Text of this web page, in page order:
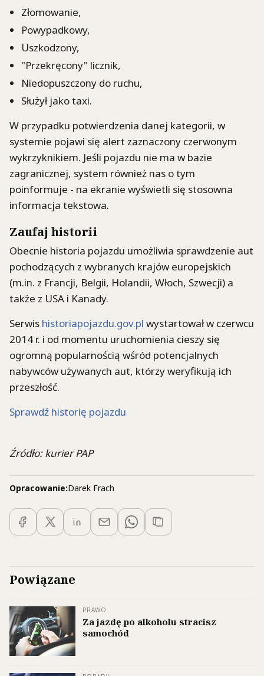
Złomowanie,
Powypadkowy,
Uszkodzony,
"Przekręcony" licznik,
Niedopuszczony do ruchu,
Służył jako taxi.
W przypadku potwierdzenia danej kategorii, w
systemie pojawi się alert zaznaczony czerwonym
wykrzyknikiem. Jeśli pojazdu nie ma w bazie
zagranicznej, system również nas o tym
poinformuje - na ekranie wyświetli się stosowna
informacja tekstowa.
Zaufaj historii
Obecnie historia pojazdu umożliwia sprawdzenie aut
pochodzących z wybranych krajów europejskich
(m.in. z Francji, Belgii, Holandii, Włoch, Szwecji) a
także z USA i Kanady.
Serwis historiapojazdu.gov.pl wystartował w czerwcu
2014 r. i od momentu uruchomienia cieszy się
ogromną popularnością wśród potencjalnych
nabywców używanych aut, którzy weryfikują ich
przeszłość.
Sprawdź historię pojazdu
Źródło: kurier PAP
Opracowanie:Darek Frach
Powiązane
PRAWO
Za jazdę po alkoholu stracisz
samochód